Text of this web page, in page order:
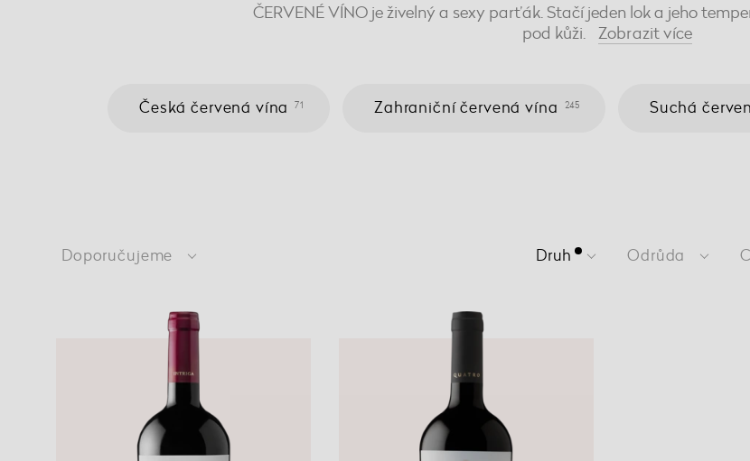
ČERVENÉ VÍNO je živelný a sexy parťák. Stačí jeden lok a jeho
pod kůži. Zobrazitvíce
Česká červená vína 71 Zahraniční červená vína 245 Suchá
Doporučujeme Druh Odrůda